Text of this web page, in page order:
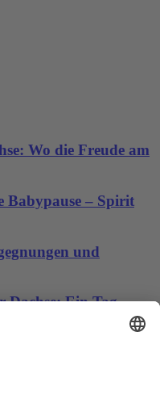
Wo die Freude am
Babypause – Spirit
und
Dachse: Ein Tag